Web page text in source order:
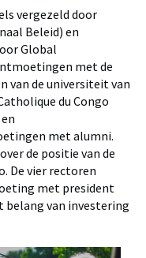
vergezeld door
Beleid) en
Global
met de
van de universiteit van
du Congo
met alumni.
de positie van de
De vier rectoren
met president
belang van investering